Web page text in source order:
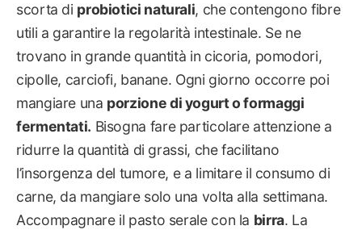
scorta di probiotici naturali, che contengono fibre
utili a garantire la regolarità intestinale. Se ne
trovano in grande quantità in cicoria, pomodori,
cipolle, carciofi, banane. Ogni giorno occorre poi
mangiare una porzione di yogurt o formaggi
fermentati. Bisogna fare particolare attenzione a
ridurre la quantità di grassi, che facilitano
l’insorgenza del tumore, e a limitare il consumo di
carne, da mangiare solo una volta alla settimana.
Accompagnare il pasto serale con la birra. La